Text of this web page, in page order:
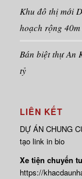
Khu đô thị mới
hoạch rộng
Bán biệt thự An
tỷ
LIÊN KẾT
DỰ ÁN CHUNG
tạo link in bio
Xe tiện chuyến
https://